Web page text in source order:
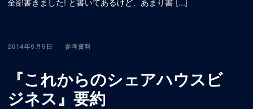
全部書きました! と書いてあるけど、あまり書 […]
2014年9月5日 参考資料
『これからのシェアハウスビ
ジネス』要約